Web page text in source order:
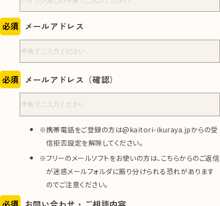
必須 メールアドレス
必須 メールアドレス（確認）
携帯電話をご登録の方は@kaitori-ikuraya.jpからの受
信拒否設定を解除してください。
フリーのメールソフトをお使いの方は、こちらからのご返信
が迷惑メールフォルダに振り分けられる恐れがあります
のでご注意ください。